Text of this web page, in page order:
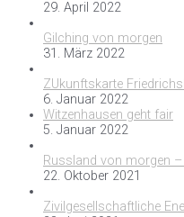
29. April 2022
Gilching von morgen
31. März 2022
ZUkunftskarte
6. Januar 2022
Witzenhausen geht fair
5. Januar 2022
Russland von morgen
22. Oktober 2021
Zivilgesellschaftliche